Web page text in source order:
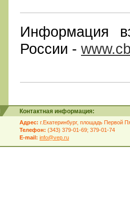
Информация
России -
Контактная информация:
Адрес: г.Екатеринбург, площадь Первой
Телефон: (343) 379-01-69; 379-01-74
E-mail: info@vep.ru